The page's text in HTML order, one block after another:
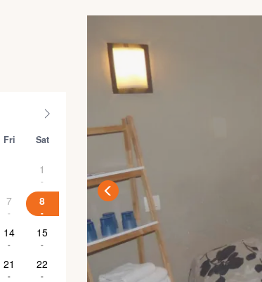
Fri Sat
1
-
7
-
8
-
14
-
15
-
21
-
22
-